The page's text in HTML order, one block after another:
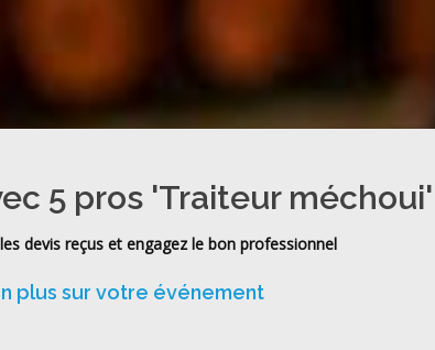
5 pros 'Traiteur méchoui'
devis reçus et engagez le bon professionnel
plus sur votre événement